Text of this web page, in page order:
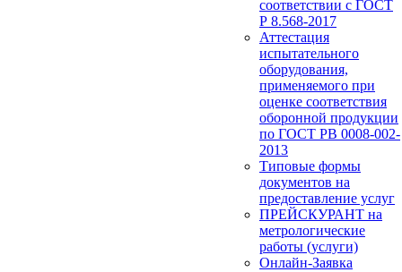
соответствии с ГОСТ
Р 8.568-2017
Аттестация
испытательного
оборудования,
применяемого при
оценке соответствия
оборонной продукции
по ГОСТ РВ 0008-002-
2013
Типовые формы
документов на
предоставление услуг
ПРЕЙСКУРАНТ на
метрологические
работы (услуги)
Онлайн-Заявка